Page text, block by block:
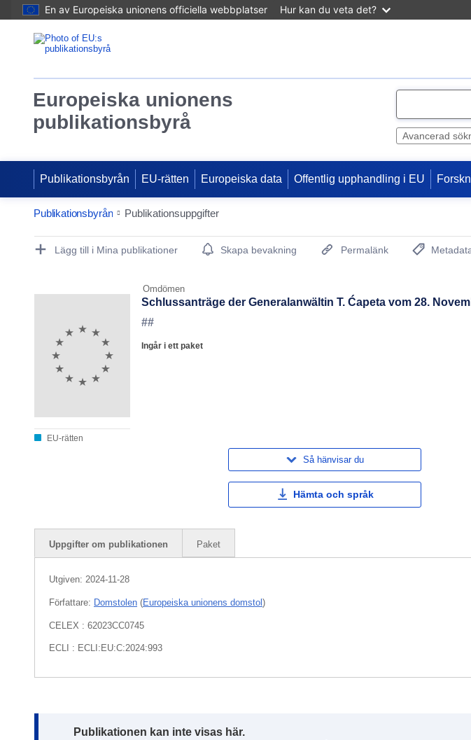
En av Europeiska unionens officiella webbplatser Hur kan du veta det?
Europeiska unionens
publikationsbyrå
e
Avancerad
Publikationsbyrån EU-rätten Europeiska data Offentlig upphandling i EU
Publikationsbyrån Publikationsuppgifter
Publication Detail Actions Portlet
Lägg till i Mina publikationer Skapa bevakning Permalänk
Omdömen
EU-rätten
Schlussanträge der Generalanwältin T. Ćapeta vom 28.
##
Ingår i ett paket
Så hänvisar du
Hämta och språk
Uppgifter om publikationen Paket
Utgiven: 2024-11-28
Författare: Domstolen (Europeiska unionens domstol )
CELEX : 62023CC0745
ECLI : ECLI:EU:C:2024:993
Note:
Publikationen kan inte visas här.